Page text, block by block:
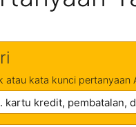
atau kata kunci pertanyaan